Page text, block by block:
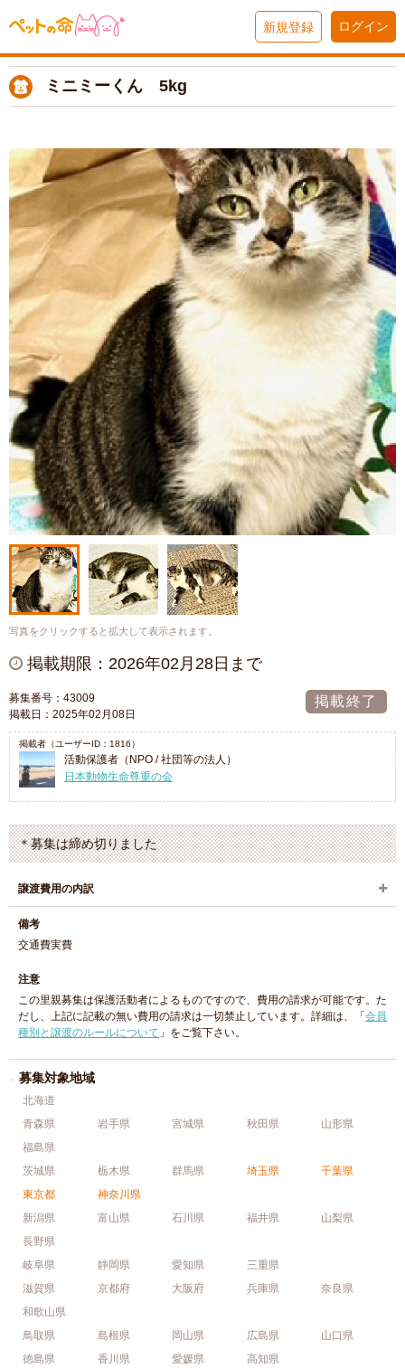
新規登録 ログイン
ミニミーくん 5kg
写真をクリックすると拡大して表示されます。
掲載期限：2026年02月28日まで
募集番号：43009
掲載日：2025年02月08日
掲載終了
掲載者（ユーザーID：1816）
活動保護者（NPO / 社団等の法人）
日本動物生命尊重の会
＊募集は締め切りました
譲渡費用の内訳
備考
交通費実費
注意
この里親募集は保護活動者によるものですので、費用の請求が可能です。た
だし、上記に記載の無い費用の請求は一切禁止しています。詳細は、「 会員
種別と譲渡のルールについて 」をご覧下さい。
募集対象地域
北海道
青森県
岩手県 宮城県 秋田県
山形県
福島県
茨城県
栃木県 群馬県 埼玉県
千葉県
東京都
神奈川県
新潟県
富山県 石川県 福井県
山梨県
長野県
岐阜県
静岡県 愛知県
三重県
滋賀県
京都府 大阪府 兵庫県
奈良県
和歌山県
鳥取県
島根県 岡山県 広島県
山口県
徳島県
香川県 愛媛県
高知県